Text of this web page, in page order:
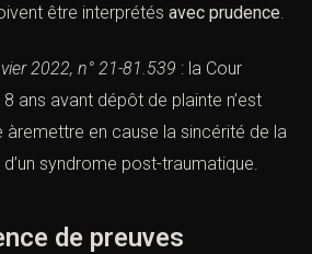
être interprétés avec prudence.
2022, n° 21-81.539 : la Cour
ans avant dépôt de plainte n’est
àremettre en cause la sincérité de la
syndrome post-traumatique.
de preuves